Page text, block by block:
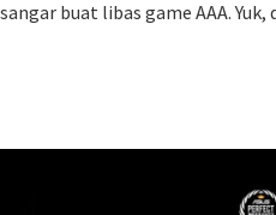
buat libas game AAA. Yuk,